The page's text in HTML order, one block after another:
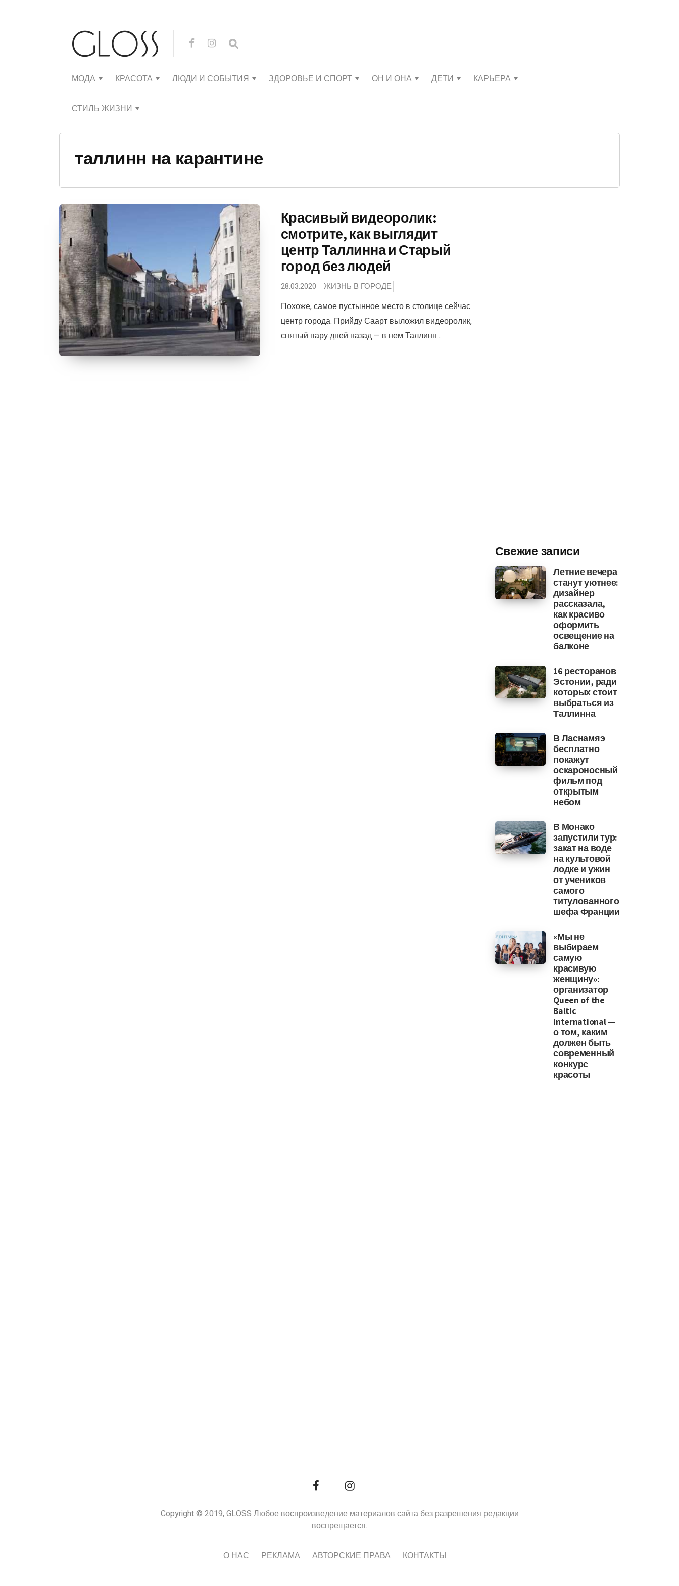
МОДА КРАСОТА ЛЮДИ И СОБЫТИЯ ЗДОРОВЬЕ И СПОРТ ОН И ОНА ДЕТИ КАРЬЕРА
СТИЛЬ ЖИЗНИ
таллинн на карантине
Красивый видеоролик:
смотрите, как выглядит
центр Таллинна и Старый
город без людей
28.03.2020 ЖИЗНЬ В ГОРОДЕ
Похоже, самое пустынное место в столице сейчас
центр города. Прийду Саарт выложил видеоролик,
снятый пару дней назад — в нем Таллинн...
Свежие записи
Летние вечера
станут уютнее:
дизайнер
рассказала,
как красиво
оформить
освещение на
балконе
16 ресторанов
Эстонии, ради
которых стоит
выбраться из
Таллинна
В Ласнамяэ
бесплатно
покажут
оскароносный
фильм под
открытым
небом
В Монако
запустили тур:
закат на воде
на культовой
лодке и ужин
от учеников
самого
титулованного
шефа Франции
«Мы не
выбираем
самую
красивую
женщину»:
организатор
Queen of the
Baltic
International —
о том, каким
должен быть
современный
конкурс
красоты
Copyright © 2019, GLOSS Любое воспроизведение материалов сайта без разрешения редакции
воспрещается.
О НАС РЕКЛАМА АВТОРСКИЕ ПРАВА КОНТАКТЫ